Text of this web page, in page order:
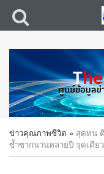
ข่าวคุณภาพชีวิต » สุดทน
ซ้ำซากนานหลายปี จุดเดีย